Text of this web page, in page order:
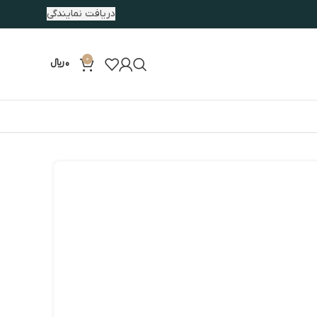
دریافت نمایندگی
0
0﷼